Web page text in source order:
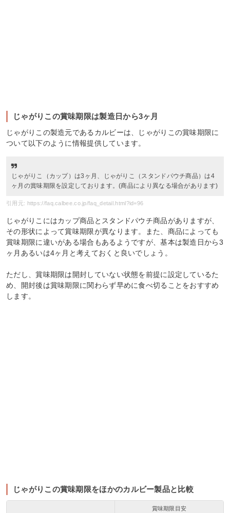
じゃがりこの賞味期限は製造日から3ヶ月
じゃがりこの製造元であるカルビーは、じゃがりこの賞味期限に
ついて以下のように情報提供しています。
じゃがりこ（カップ）は3ヶ月、じゃがりこ（スタンドパウチ商品）は4
ヶ月の賞味期限を設定しております。(商品により異なる場合があります)
引用元: https://faq.calbee.co.jp/faq_detail.html?id=96
じゃがりこにはカップ商品とスタンドパウチ商品がありますが、
その形状によって賞味期限が異なります。また、商品によっても
賞味期限に違いがある場合もあるようですが、基本は製造日から3
ヶ月あるいは4ヶ月と考えておくと良いでしょう。
ただし、賞味期限は開封していない状態を前提に設定しているた
め、開封後は賞味期限に関わらず早めに食べ切ることをおすすめ
します。
じゃがりこの賞味期限をほかのカルビー製品と比較
賞味期限目安